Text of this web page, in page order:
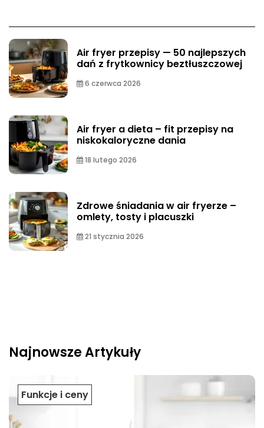
Air fryer przepisy — 50 najlepszych
dań z frytkownicy beztłuszczowej
6 czerwca 2026
Air fryer a dieta – fit przepisy na
niskokaloryczne dania
18 lutego 2026
Zdrowe śniadania w air fryerze –
omlety, tosty i placuszki
21 stycznia 2026
Najnowsze Artykuły
Funkcje i ceny